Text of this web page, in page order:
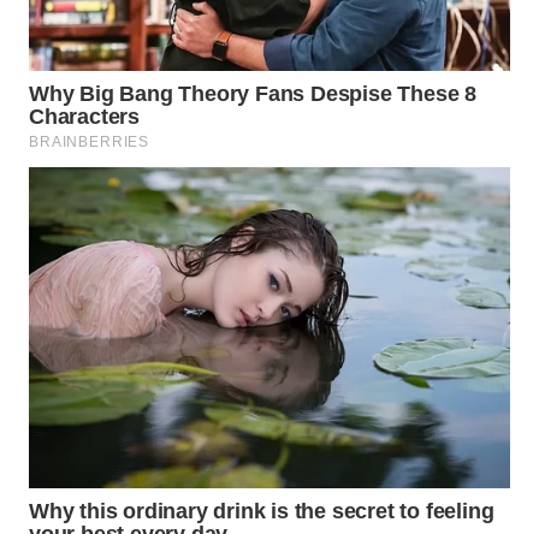
BOROBUDUR
WN
MADURA
WN
SURABAYA
WN
NATUNA
WN
BINTAN
MANDALIKA
WN